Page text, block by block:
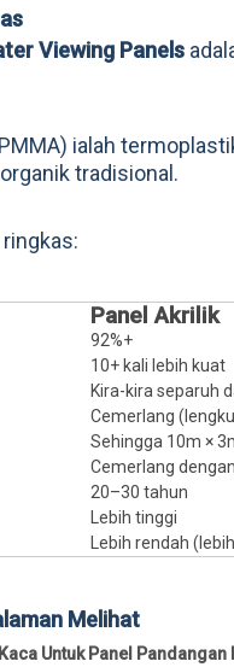
Viewing Panels
ialah
tradisional.
Panel Akrilik
92%+
10+ kali lebih kuat
Kira-kira separuh
Cemerlang
Sehingga 10m ×
Cemerlang
20–30 tahun
Lebih tinggi
Lebih rendah
Melihat
Untuk Panel Pandangan